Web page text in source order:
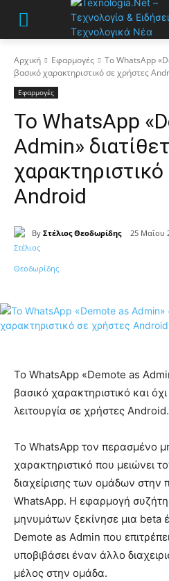
Αρχική Εφαρμογές
Το WhatsApp
βασικό χαρακτηριστικό σε χρήστες
Εφαρμογές
Το WhatsApp
Admin»
Android
By Στέλιος Θεοδωρίδης 25 Μαΐου
Το WhatsApp «Demote as
βασικό χαρακτηριστικό και
λειτουργία σε χρήστες Android.
Το WhatsApp τον περασμένο
χαρακτηριστικό που μειώνει
διαχείρισης των ομάδων στην
WhatsApp. Η εφαρμογή
μηνυμάτων ξεκίνησε μια beta
Demote as Admin που
υποβιβάσει έναν άλλο
μέλος στην ομάδα.